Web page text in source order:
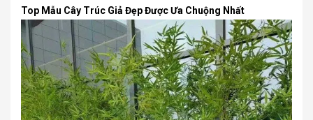
Top Mẫu Cây Trúc Giả Đẹp Được Ưa Chuộng Nhất